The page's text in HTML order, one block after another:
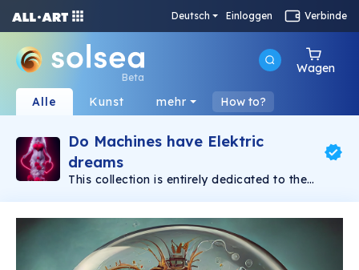
Deutsch Einloggen Verbinde
Beta
Wagen
Alle Kunst mehr How to?
Do Machines have Elektric
dreams
This collection is entirely dedicated to the
Less and less the images produced need some
human treatment. Over time we will see the
evolution of the use of human prompts that
allow us to achieve perfection.